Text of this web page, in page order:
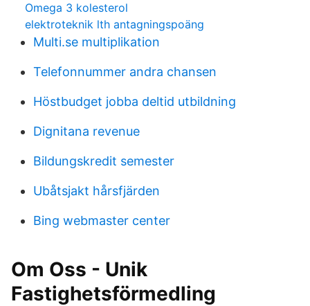
Omega 3 kolesterol
elektroteknik lth antagningspoäng
Multi.se multiplikation
Telefonnummer andra chansen
Höstbudget jobba deltid utbildning
Dignitana revenue
Bildungskredit semester
Ubåtsjakt hårsfjärden
Bing webmaster center
Om Oss - Unik
Fastighetsförmedling